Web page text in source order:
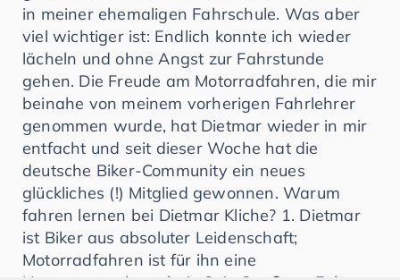
in meiner ehemaligen Fahrschule. Was aber
viel wichtiger ist: Endlich konnte ich wieder
lächeln und ohne Angst zur Fahrstunde
gehen. Die Freude am Motorradfahren, die mir
beinahe von meinem vorherigen Fahrlehrer
genommen wurde, hat Dietmar wieder in mir
entfacht und seit dieser Woche hat die
deutsche Biker-Community ein neues
glückliches (!) Mitglied gewonnen. Warum
fahren lernen bei Dietmar Kliche? 1. Dietmar
ist Biker aus absoluter Leidenschaft;
Motorradfahren ist für ihn eine